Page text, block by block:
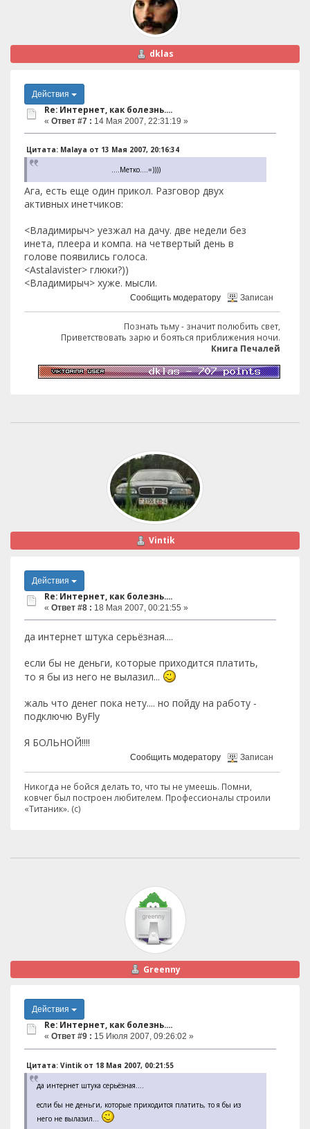
dklas
Действия
Re: Интернет, как болезнь....
« Ответ #7 : 14 Мая 2007, 22:31:19 »
Цитата: Malaya от 13 Мая 2007, 20:16:34
....Метко....=))))
Ага, есть еще один прикол. Разговор двух
активных инетчиков:
<Владимирыч> уезжал на дачу. две недели без
инета, плеера и компа. на четвертый день в
голове появились голоса.
<Astalavister> глюки?))
<Владимирыч> хуже. мысли.
Сообщить модератору Записан
Познать тьму - значит полюбить свет,
Приветствовать зарю и бояться приближения ночи.
Книга Печалей
Vintik
Действия
Re: Интернет, как болезнь....
« Ответ #8 : 18 Мая 2007, 00:21:55 »
да интернет штука серьёзная....
если бы не деньги, которые приходится платить,
то я бы из него не вылазил...
жаль что денег пока нету.... но пойду на работу -
подключю ByFly
Я БОЛЬНОЙ!!!!
Сообщить модератору Записан
Никогда не бойся делать то, что ты не умеешь. Помни,
ковчег был построен любителем. Профессионалы строили
«Титаник». (с)
Greenny
Действия
Re: Интернет, как болезнь....
« Ответ #9 : 15 Июля 2007, 09:26:02 »
Цитата: Vintik от 18 Мая 2007, 00:21:55
да интернет штука серьёзная....
если бы не деньги, которые приходится платить, то я бы из
него не вылазил...